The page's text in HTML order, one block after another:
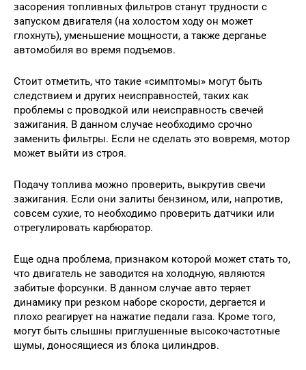
засорения топливных фильтров станут трудности с
запуском двигателя (на холостом ходу он может
глохнуть), уменьшение мощности, а также дерганье
автомобиля во время подъемов.
Стоит отметить, что такие «симптомы» могут быть
следствием и других неисправностей, таких как
проблемы с проводкой или неисправность свечей
зажигания. В данном случае необходимо срочно
заменить фильтры. Если не сделать это вовремя, мотор
может выйти из строя.
Подачу топлива можно проверить, выкрутив свечи
зажигания. Если они залиты бензином, или, напротив,
совсем сухие, то необходимо проверить датчики или
отрегулировать карбюратор.
Еще одна проблема, признаком которой может стать то,
что двигатель не заводится на холодную, являются
забитые форсунки. В данном случае авто теряет
динамику при резком наборе скорости, дергается и
плохо реагирует на нажатие педали газа. Кроме того,
могут быть слышны приглушенные высокочастотные
шумы, доносящиеся из блока цилиндров.